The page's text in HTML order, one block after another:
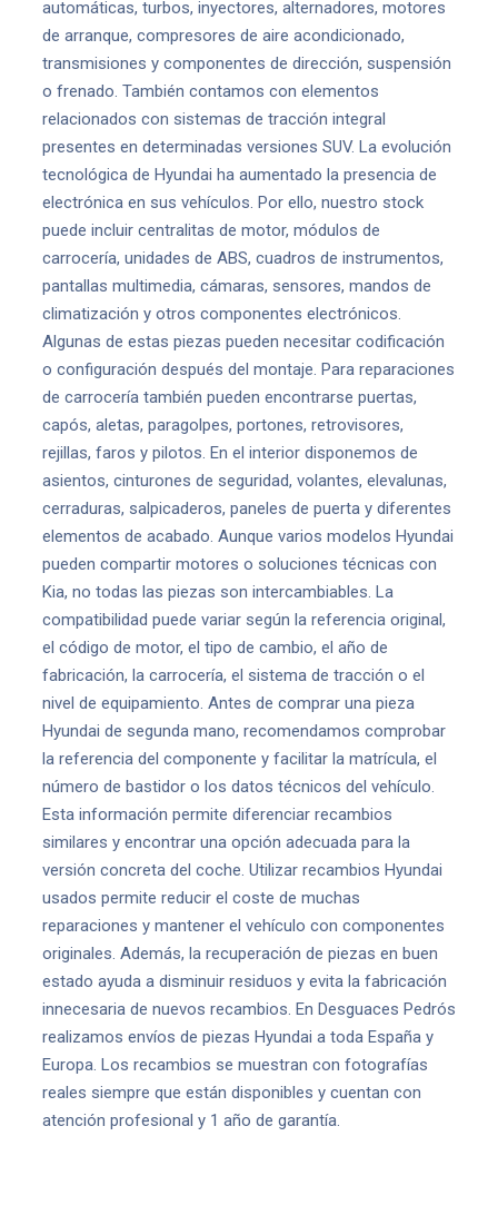
automáticas, turbos, inyectores, alternadores, motores
de arranque, compresores de aire acondicionado,
transmisiones y componentes de dirección, suspensión
o frenado. También contamos con elementos
relacionados con sistemas de tracción integral
presentes en determinadas versiones SUV. La evolución
tecnológica de Hyundai ha aumentado la presencia de
electrónica en sus vehículos. Por ello, nuestro stock
puede incluir centralitas de motor, módulos de
carrocería, unidades de ABS, cuadros de instrumentos,
pantallas multimedia, cámaras, sensores, mandos de
climatización y otros componentes electrónicos.
Algunas de estas piezas pueden necesitar codificación
o configuración después del montaje. Para reparaciones
de carrocería también pueden encontrarse puertas,
capós, aletas, paragolpes, portones, retrovisores,
rejillas, faros y pilotos. En el interior disponemos de
asientos, cinturones de seguridad, volantes, elevalunas,
cerraduras, salpicaderos, paneles de puerta y diferentes
elementos de acabado. Aunque varios modelos Hyundai
pueden compartir motores o soluciones técnicas con
Kia, no todas las piezas son intercambiables. La
compatibilidad puede variar según la referencia original,
el código de motor, el tipo de cambio, el año de
fabricación, la carrocería, el sistema de tracción o el
nivel de equipamiento. Antes de comprar una pieza
Hyundai de segunda mano, recomendamos comprobar
la referencia del componente y facilitar la matrícula, el
número de bastidor o los datos técnicos del vehículo.
Esta información permite diferenciar recambios
similares y encontrar una opción adecuada para la
versión concreta del coche. Utilizar recambios Hyundai
usados permite reducir el coste de muchas
reparaciones y mantener el vehículo con componentes
originales. Además, la recuperación de piezas en buen
estado ayuda a disminuir residuos y evita la fabricación
innecesaria de nuevos recambios. En Desguaces Pedrós
realizamos envíos de piezas Hyundai a toda España y
Europa. Los recambios se muestran con fotografías
reales siempre que están disponibles y cuentan con
atención profesional y 1 año de garantía.